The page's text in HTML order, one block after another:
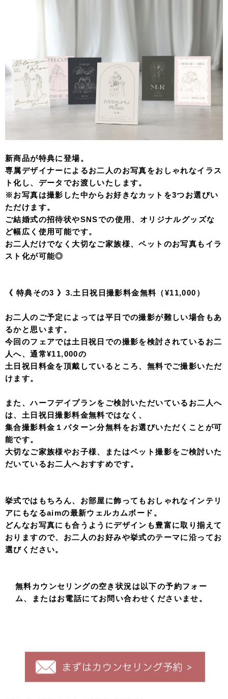
新商品が特典に登場。
専属デザイナーによるお二人のお写真をおしゃれなイラス
ト化し、データでお渡しいたします。
※お写真は撮影した中からお好きなカットを3つお選びい
ただけます。
ご結婚式の招待状やSNSでの使用、オリジナルグッズな
ど幅広く使用可能です。
お二人だけでなく大切なご家族様、ペットのお写真もイラ
スト化が可能◎
《 特典その3 》3.土日祝日撮影料金無料（¥11,000）
お二人のご予定によっては平日での撮影が難しい場合もあ
るかと思います。
今回のフェアでは土日祝日での撮影を検討されているお二
人へ、通常¥11,000の
土日祝日料金を頂戴しているところ、無料でご撮影いただ
けます。
また、ハーフデイプランをご検討いただいているお二人へ
は、土日祝日撮影料金無料ではなく、
集合撮影料金１パターン分無料をお選びいただくことが可
能です。
大切なご家族様やお子様、またはペット撮影をご検討いた
だいているお二人へおすすめです。
挙式ではもちろん、お部屋に飾ってもおしゃれなインテリ
アにもなるaimの最新ウェルカムボード。
どんなお写真にも合うようにデザインも豊富に取り揃えて
おりますので、お二人のお好みや挙式のテーマに沿ってお
選びください。
無料カウンセリングの空き状況は以下の予約フォー
ム、またはお電話にてお問い合わせくださいませ。